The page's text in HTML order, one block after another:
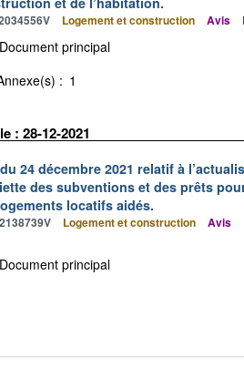
Logement et construction Avis
Document principal
: 1
: 28-12-2021
24 décembre 2021 relatif à
des subventions et des prêts
locatifs aidés.
Logement et construction Avis
Document principal